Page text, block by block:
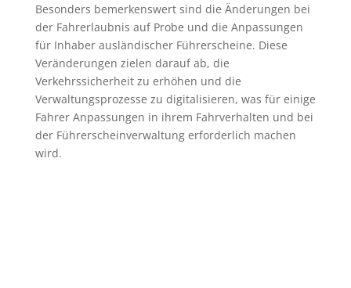
Besonders bemerkenswert sind die Änderungen bei
der Fahrerlaubnis auf Probe und die Anpassungen
für Inhaber ausländischer Führerscheine. Diese
Veränderungen zielen darauf ab, die
Verkehrssicherheit zu erhöhen und die
Verwaltungsprozesse zu digitalisieren, was für einige
Fahrer Anpassungen in ihrem Fahrverhalten und bei
der Führerscheinverwaltung erforderlich machen
wird.